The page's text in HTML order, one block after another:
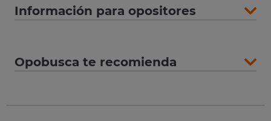
Información para opositores
Opobusca te recomienda